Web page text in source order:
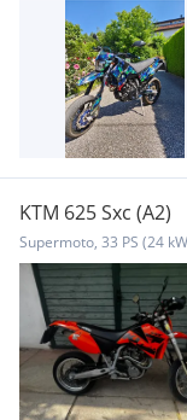
KTM 625 Sxc (A2)
Supermoto, 33 PS (24